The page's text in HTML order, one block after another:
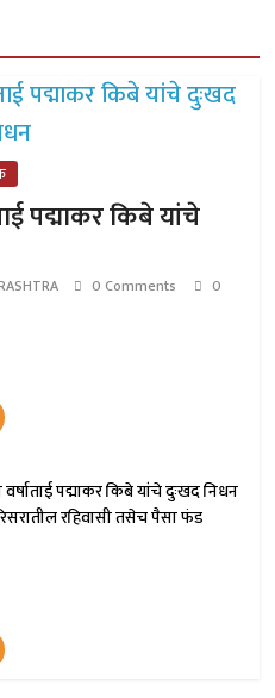
पद्माकर किबे यांचे
0 Comments
0
पद्माकर किबे यांचे दुःखद निधन
रहिवासी तसेच पैसा फंड